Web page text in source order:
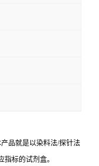
品就是以染料法/探针法
标的试剂盒。